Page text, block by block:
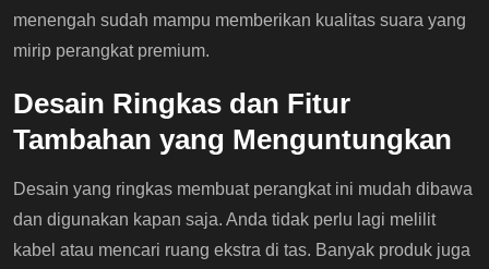
menengah sudah mampu memberikan kualitas suara yang
mirip perangkat premium.
Desain Ringkas dan Fitur
Tambahan yang Menguntungkan
Desain yang ringkas membuat perangkat ini mudah dibawa
dan digunakan kapan saja. Anda tidak perlu lagi melilit
kabel atau mencari ruang ekstra di tas. Banyak produk juga